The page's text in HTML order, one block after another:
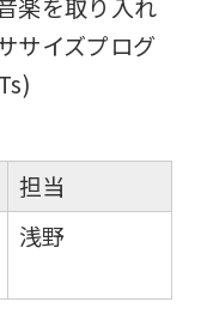
楽を取り入れ
サイズプログ
担当
浅野